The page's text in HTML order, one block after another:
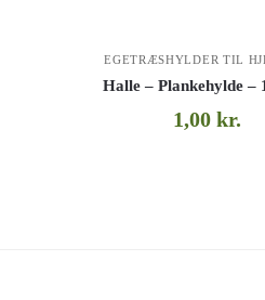
EGETRÆSHYLDER TIL
Halle – Plankehylde –
1,00kr.